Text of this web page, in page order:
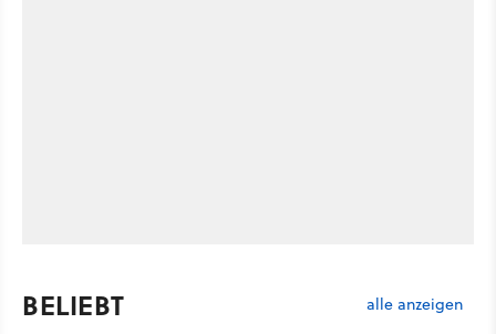
BELIEBT alle anzeigen